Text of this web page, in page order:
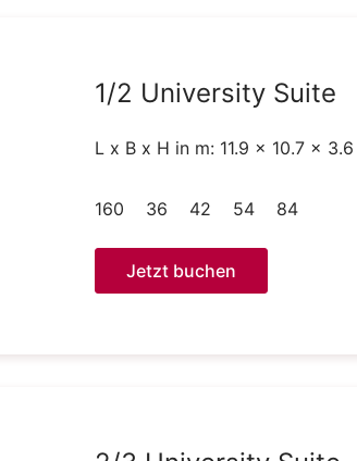
1/2 University Suite
L x B x H in m: 11.9 x 10.7 x 3.6
160 36 42 54 84
Jetzt buchen